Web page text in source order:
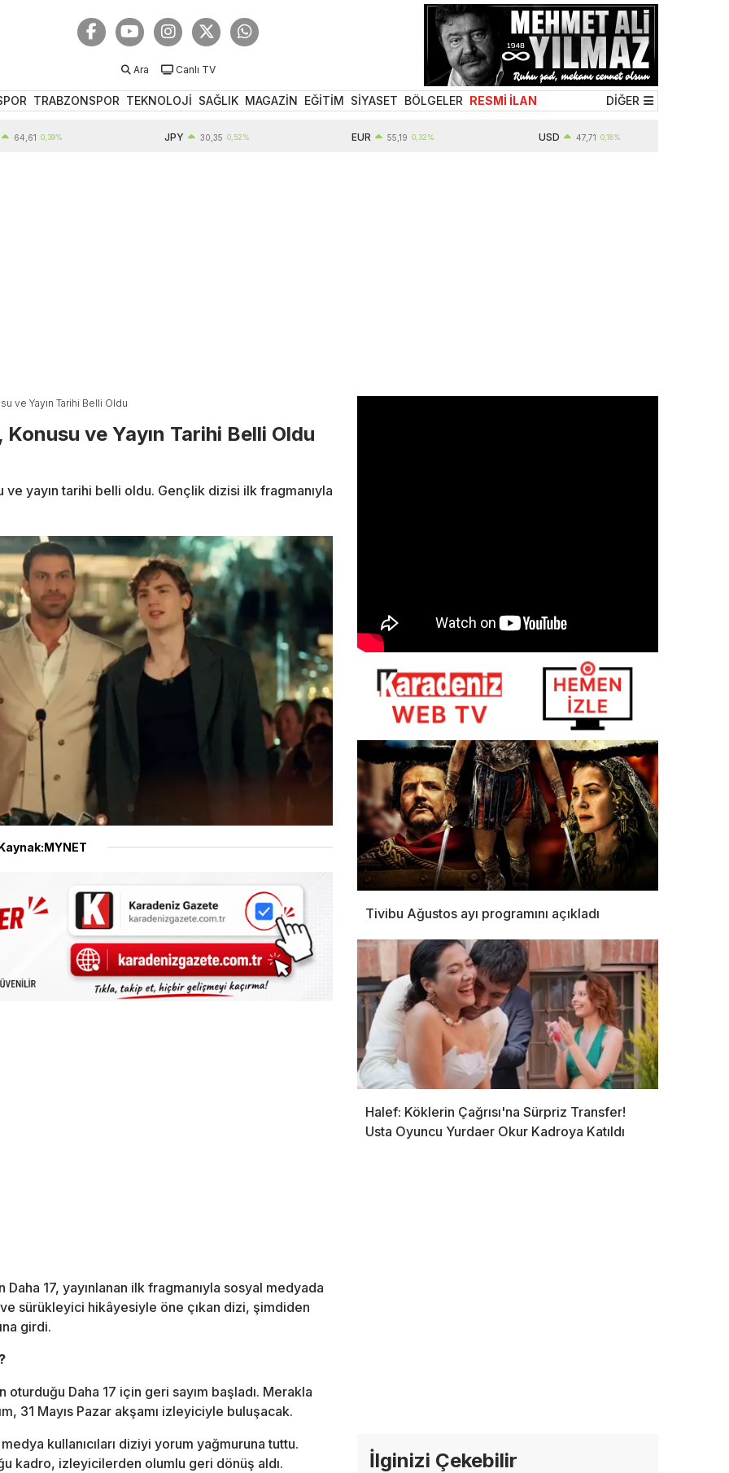
Ara Canlı TV
TRABZONSPOR TEKNOLOJİ SAĞLIK MAGAZİN EĞİTİM SİYASET BÖLGELER RESMİ İLAN DİĞER
0,39% 30,35 0,52% 55,19 0,32% 47,71 0,18%
ve Yayın Tarihi Belli Oldu
Konusu ve Yayın Tarihi Belli Oldu
yayın tarihi belli oldu. Gençlik dizisi ilk fragmanıyla
Daha 17, yayınlanan ilk fragmanıyla sosyal medyada
sürükleyici hikâyesiyle öne çıkan dizi, şimdiden
girdi.
oturduğu Daha 17 için geri sayım başladı. Merakla
31 Mayıs Pazar akşamı izleyiciyle buluşacak.
kullanıcıları diziyi yorum yağmuruna tuttu.
kadro, izleyicilerden olumlu geri dönüş aldı.
Tivibu Ağustos ayı programını açıkladı
Halef: Köklerin Çağrısı'na Sürpriz Transfer!
Usta Oyuncu Yurdaer Okur Kadroya Katıldı
İlginizi Çekebilir